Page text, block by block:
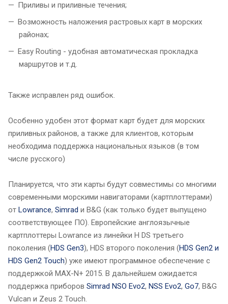
Приливы и приливные течения;
Возможность наложения растровых карт в морских
районах;
Easy Routing - удобная автоматическая прокладка
маршрутов и т.д.
Также исправлен ряд ошибок.
Особенно удобен этот формат карт будет для морских
приливных районов, а также для клиентов, которым
необходима поддержка национальных языков (в том
числе русского)
Планируется, что эти карты будут совместимы со многими
современными морскими навигаторами (картплоттерами)
от Lowrance, Simrad и B&G (как только будет выпущено
соответствующее ПО). Европейские англоязычные
картплоттеры Lowrance из линейки H DS третьего
поколения (HDS Gen3), HDS второго поколения (HDS Gen2 и
HDS Gen2 Touch) уже имеют программное обеспечение с
поддержкой MAX-N+ 2015. В дальнейшем ожидается
поддержка приборов Simrad NSO Evo2, NSS Evo2, Go7, B&G
Vulcan и Zeus 2 Touch.